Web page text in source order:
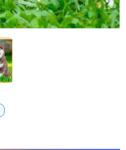
Dịch vụ huấn luyện chó